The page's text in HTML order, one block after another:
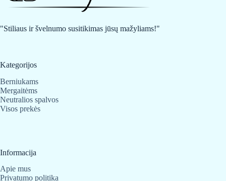
"Stiliaus ir švelnumo susitikimas jūsų mažyliams!"
Kategorijos
Berniukams
Mergaitėms
Neutralios spalvos
Visos prekės
Informacija
Apie mus
Privatumo politika